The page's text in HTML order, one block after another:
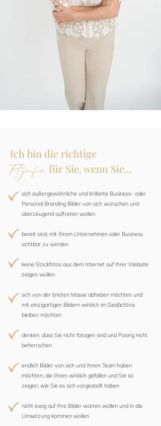
Ich bin die richtige
Fotografin für Sie, wenn Sie...
sich außergewöhnliche und brillante Business- oder
Personal Branding Bilder von sich wünschen und
überzeugend auftreten wollen
bereit sind, mit Ihrem Unternehmen oder Business
sichtbar zu werden
keine Stockfotos aus dem Internet auf Ihrer Website
zeigen wollen
sich von der breiten Masse abheben möchten und
mit einzigartigen Bildern wirklich im Gedächtnis
bleiben möchten
denken, dass Sie nicht fotogen sind und Posing nicht
beherrschen
endlich Bilder von sich und Ihrem Team haben
möchten, die Ihnen wirklich gefallen und Sie so
zeigen, wie Sie es sich vorgestellt haben
nicht ewig auf Ihre Bilder warten wollen und in die
Umsetzung kommen wollen